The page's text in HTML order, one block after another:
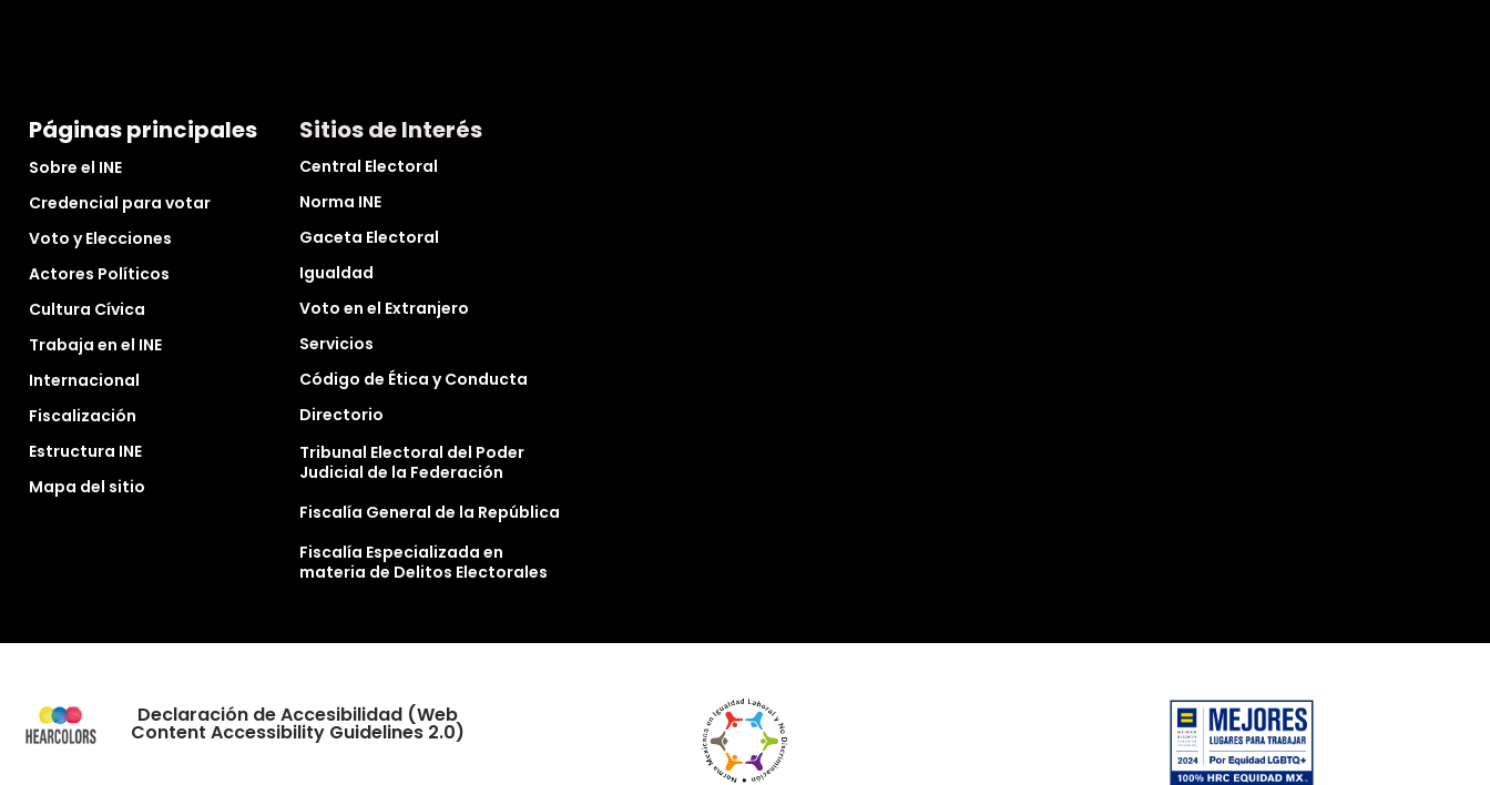
Páginas principales
Sobre el INE
Credencial para votar
Voto y Elecciones
Actores Políticos
Cultura Cívica
Trabaja en el INE
Internacional
Fiscalización
Estructura INE
Mapa del sitio
Sitios de Interés
Central Electoral
Norma INE
Gaceta Electoral
Igualdad
Voto en el Extranjero
Servicios
Código de Ética y Conducta
Directorio
Tribunal Electoral del Poder
Judicial de la Federación
Fiscalía General de la República
Fiscalía Especializada en
materia de Delitos Electorales
Declaración de Accesibilidad (Web
Content Accessibility Guidelines 2.0)